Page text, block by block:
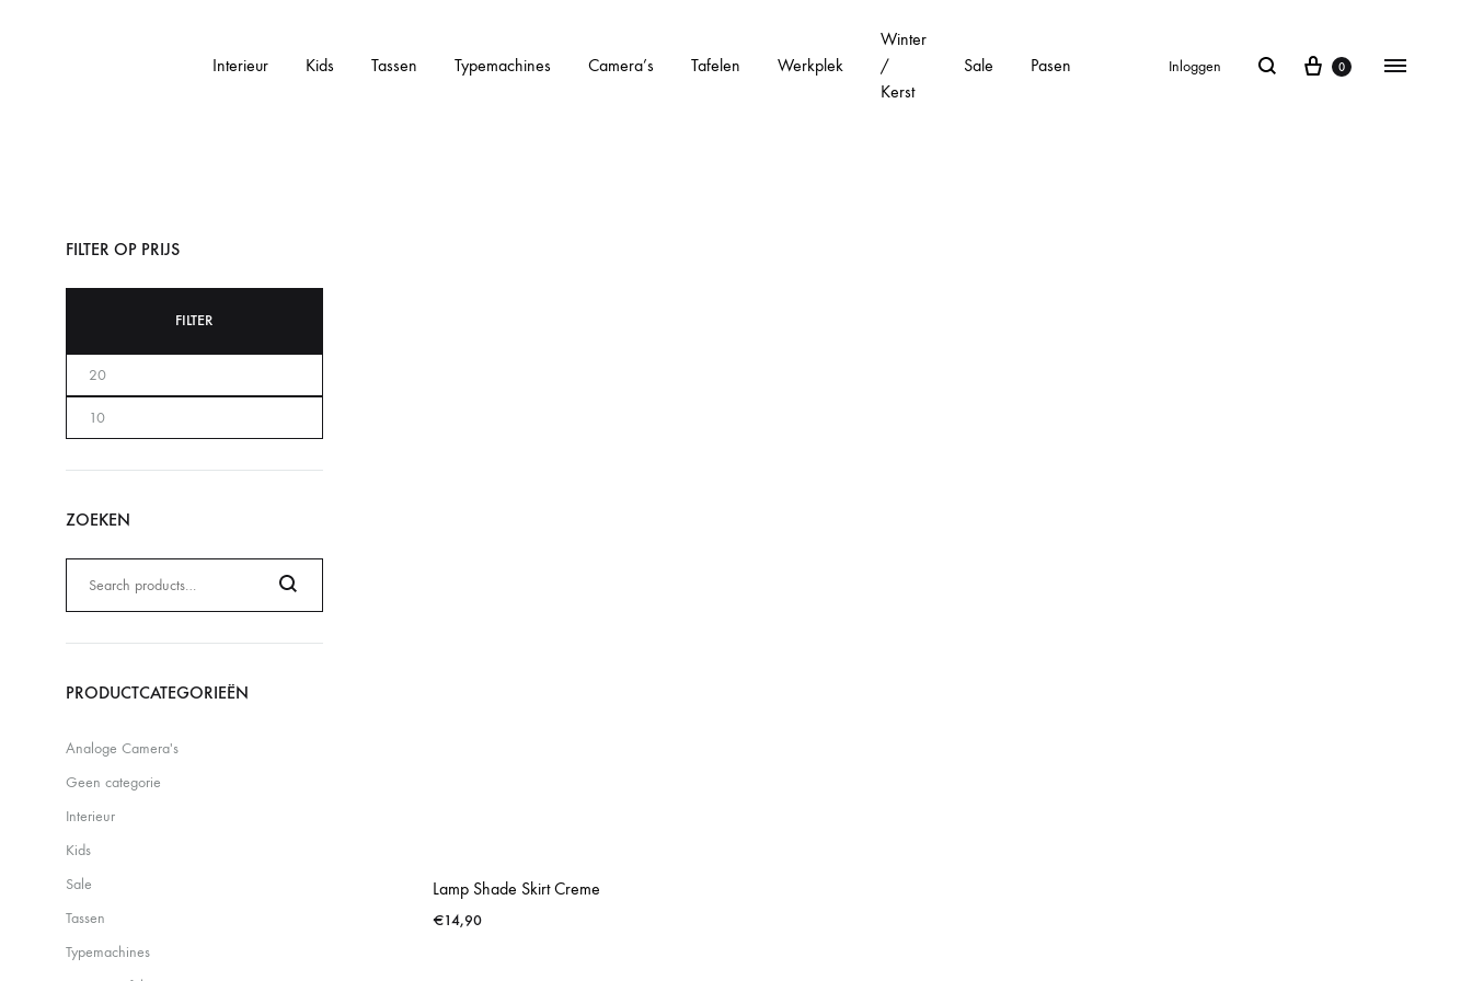
Interieur Kids Tassen Typemachines Camera’s Tafelen Werkplek
Winter
/
Kerst
Sale Pasen Inloggen 0
Lamp Shade Skirt Creme
€14,90
FILTER OP PRIJS
FILTER
ZOEKEN
naar:
Search
PRODUCTCATEGORIEËN
Analoge Camera's
Geen categorie
Interieur
Kids
Sale
Tassen
Typemachines